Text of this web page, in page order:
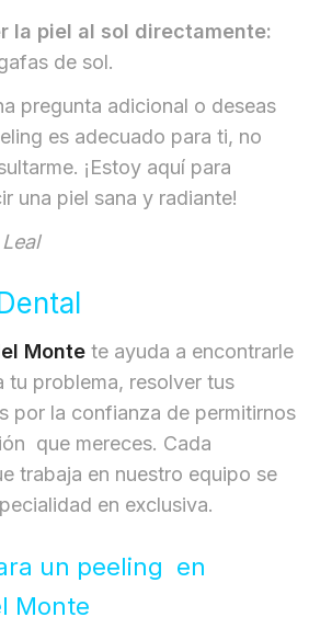
la piel al sol directamente:
de sol.
pregunta adicional o deseas
es adecuado para ti, no
¡Estoy aquí para
una piel sana y radiante!
Monte te ayuda a encontrarle
tu problema, resolver tus
por la confianza de permitirnos
que mereces. Cada
trabaja en nuestro equipo se
en exclusiva.
un peeling en
Monte